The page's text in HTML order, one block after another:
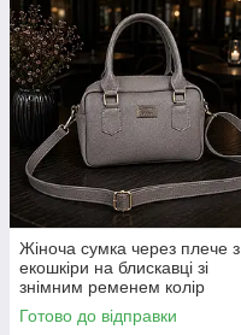
Жіноча сумка через плече з
екошкіри на блискавці зі
знімним ременем колір
капучино
Готово до відправки